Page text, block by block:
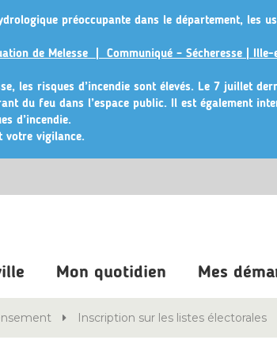
préoccupante dans le département, les
de Melesse | Communiqué – Sécheresse |
les risques d’incendie sont élevés. Le 7 juillet
du feu dans l’espace public. Il est également
d’incendie.
votre vigilance.
Mon quotidien Mes
Inscription sur les listes électorales